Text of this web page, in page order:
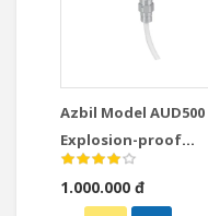
Azbil Model AUD500
Explosion-proof
Advanced Ultraviolet
Flame Detector
1.000.000 đ